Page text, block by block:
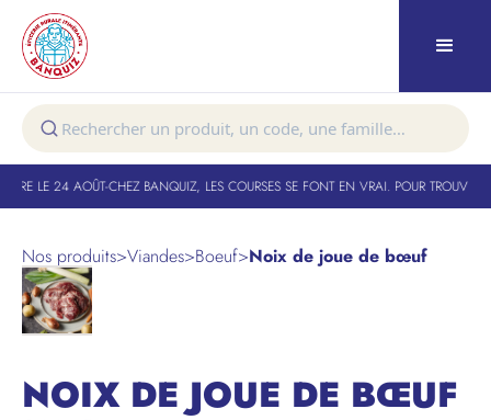
LE 24 AOÛT-CHEZ BANQUIZ, LES COURSES SE FONT EN VRAI. POUR TROUVER
Nos produits>Viandes>Boeuf>Noix de joue de bœuf
NOIX DE JOUE DE BŒUF